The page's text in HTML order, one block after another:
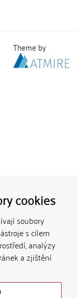
cookies
soubory
s cílem
analýzy
a zjištění
Theme by